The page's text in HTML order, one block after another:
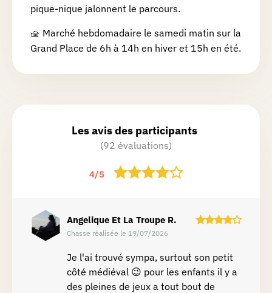
pique-nique jalonnent le parcours.
🧺 Marché hebdomadaire le samedi matin sur la
Grand Place de 6h à 14h en hiver et 15h en été.
Les avis des participants
(92 évaluations)
4/5
Angelique Et La Troupe R.
Chasse réalisée le 19/07/2026
Je l'ai trouvé sympa, surtout son petit
côté médiéval 😉 pour les enfants il y a
des pleines de jeux a tout bout de